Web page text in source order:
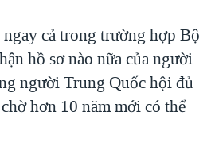
cả trong trường hợp Bộ
hồ sơ nào nữa của người
người Trung Quốc hội đủ
hơn 10 năm mới có thể